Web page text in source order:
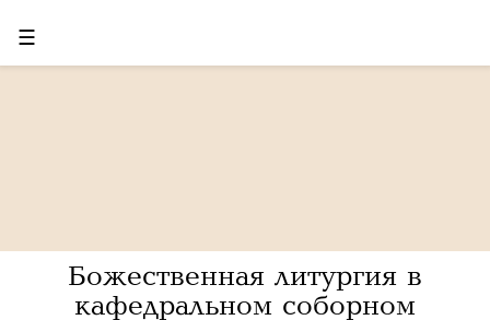
☰
Божественная литургия в
кафедральном соборном